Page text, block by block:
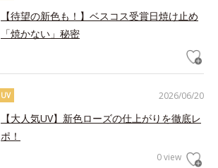
【待望の新色も！】ベスコス受賞日焼け止め
「焼かない」秘密
2026/06/20
UV
【大人気UV】新色ローズの仕上がりを徹底レ
ポ！
0 view